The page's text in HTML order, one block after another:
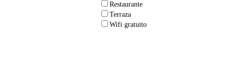
Restaurante
Terraza
Wifi gratuito